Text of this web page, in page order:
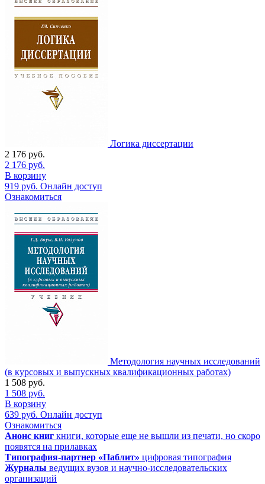
Логика диссертации
2 176 руб.
2 176 руб.
В корзину
919 руб. Онлайн доступ
Ознакомиться
Методология научных исследований
(в курсовых и выпускных квалификационных работах)
1 508 руб.
1 508 руб.
В корзину
639 руб. Онлайн доступ
Ознакомиться
Анонс книг книги, которые еще не вышли из печати, но скоро
появятся на прилавках
Типография-партнер «Паблит» цифровая типография
Журналы ведущих вузов и научно-исследовательских
организаций